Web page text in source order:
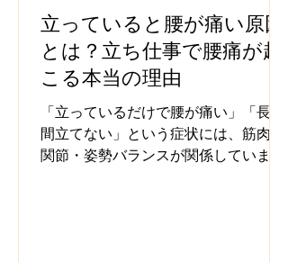
立っていると腰が痛い原因
とは？立ち仕事で腰痛が起
こる本当の理由
「立っているだけで腰が痛い」「長時
間立てない」という症状には、筋肉・
関節・姿勢バランスが関係していま